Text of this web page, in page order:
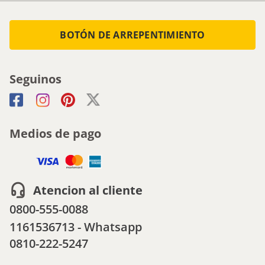
BOTÓN DE ARREPENTIMIENTO
Seguinos
Medios de pago
Atencion al cliente
0800-555-0088
1161536713 - Whatsapp
0810-222-5247